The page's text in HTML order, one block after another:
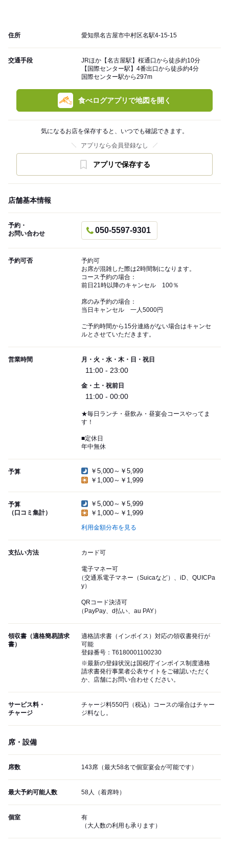
住所 愛知県名古屋市中村区名駅4-15-15
交通手段
JRほか【名古屋駅】桜通口から徒歩約10分
【国際センター駅】4番出口から徒歩約4分
国際センター駅から297m
食べログアプリで地図を開く
気になるお店を保存すると、いつでも確認できます。
アプリなら会員登録なし
アプリで保存する
店舗基本情報
予約・
お問い合わせ
050-5597-9301
予約可否
予約可
お席が混雑した際は2時間制になります。
コース予約の場合：
前日21時以降のキャンセル 100％
席のみ予約の場合：
当日キャンセル 一人5000円
ご予約時間から15分連絡がない場合はキャンセ
ルとさせていただきます。
営業時間 月・火・水・木・日・祝日
11:00 - 23:00
金・土・祝前日
11:00 - 00:00
★毎日ランチ・昼飲み・昼宴会コースやってま
す！
■定休日
年中無休
予算
￥5,000～￥5,999
￥1,000～￥1,999
予算
（口コミ集計）
￥5,000～￥5,999
￥1,000～￥1,999
利用金額分布を見る
支払い方法 カード可
電子マネー可
（交通系電子マネー（Suicaなど）、iD、QUICPa
y）
QRコード決済可
（PayPay、d払い、au PAY）
領収書（適格簡易請求
書）
適格請求書（インボイス）対応の領収書発行が
可能
登録番号：T6180001100230
※最新の登録状況は国税庁インボイス制度適格
請求書発行事業者公表サイトをご確認いただく
か、店舗にお問い合わせください。
サービス料・
チャージ
チャージ料550円（税込）コースの場合はチャー
ジ料なし。
席・設備
席数 143席（最大58名で個室宴会が可能です）
最大予約可能人数 58人（着席時）
個室
有
（大人数の利用も承ります）